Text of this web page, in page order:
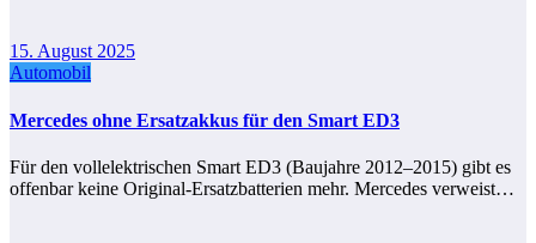
15. August 2025
Automobil
Mercedes ohne Ersatzakkus für den Smart ED3
Für den vollelektrischen Smart ED3 (Baujahre 2012–2015) gibt es
offenbar keine Original-Ersatzbatterien mehr. Mercedes verweist…